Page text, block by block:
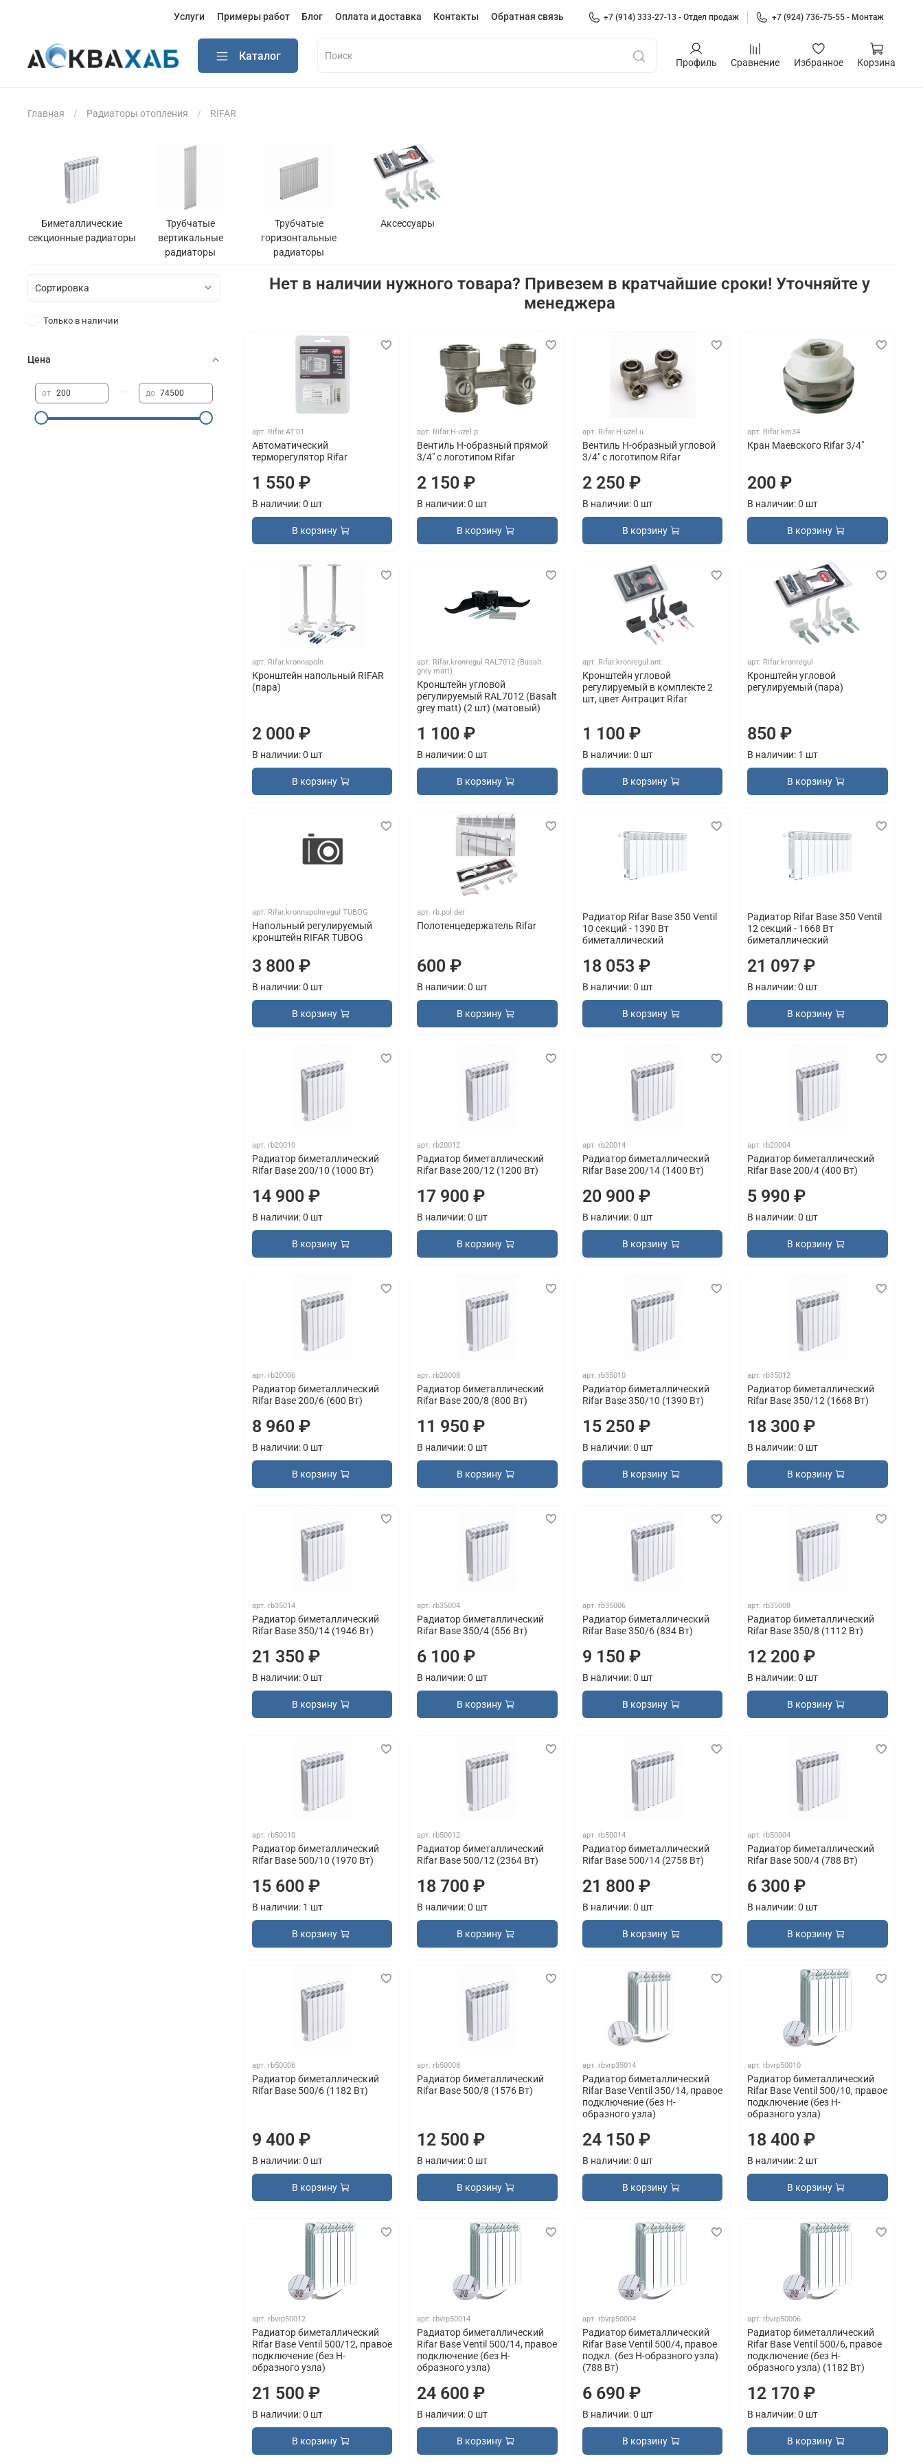
Услуги Примеры работ Блог Оплата и доставка Контакты Обратная связь +7 (914) 333-27-13 - Отдел продаж +7 (924) 736-75-55 - Монтаж
Каталог
Профиль Сравнение Избранное Корзина
Главная Радиаторы отопления RIFAR
Биметаллические
секционные радиаторы
Трубчатые
вертикальные
радиаторы
Трубчатые
горизонтальные
радиаторы
Аксессуары
Нет в наличии нужного товара? Привезем в кратчайшие сроки! Уточняйте у
менеджера
арт. Rifar.AT.01
Автоматический
терморегулятор Rifar
1 550 ₽
В наличии: 0 шт
В корзину
арт. Rifar.H-uzel.p
Вентиль H-образный прямой
3/4" с логотипом Rifar
2 150 ₽
В наличии: 0 шт
В корзину
арт. Rifar.H-uzel.u
Вентиль H-образный угловой
3/4" с логотипом Rifar
2 250 ₽
В наличии: 0 шт
В корзину
арт. Rifar.km34
Кран Маевского Rifar 3/4"
200 ₽
В наличии: 0 шт
В корзину
арт. Rifar.kronnapoln
Кронштейн напольный RIFAR
(пара)
2 000 ₽
В наличии: 0 шт
В корзину
арт. Rifar.kronregul RAL7012 (Basalt
grey matt)
Кронштейн угловой
регулируемый RAL7012 (Basalt
grey matt) (2 шт) (матовый)
1 100 ₽
В наличии: 0 шт
В корзину
арт. Rifar.kronregul.ant
Кронштейн угловой
регулируемый в комплекте 2
шт, цвет Антрацит Rifar
1 100 ₽
В наличии: 0 шт
В корзину
арт. Rifar.kronregul
Кронштейн угловой
регулируемый (пара)
850 ₽
В наличии: 1 шт
В корзину
арт. Rifar.kronnapolnregul TUBOG
Напольный регулируемый
кронштейн RIFAR TUBOG
3 800 ₽
В наличии: 0 шт
В корзину
арт.rb.pol.der
Полотенцедержатель Rifar
600 ₽
В наличии: 0 шт
В корзину
Радиатор Rifar Base 350 Ventil
10 секций - 1390 Вт
биметаллический
18 053 ₽
В наличии: 0 шт
В корзину
Радиатор Rifar Base 350 Ventil
12 секций - 1668 Вт
биметаллический
21 097 ₽
В наличии: 0 шт
В корзину
арт. rb20010
Радиатор биметаллический
Rifar Base 200/10 (1000 Вт)
14 900 ₽
В наличии: 0 шт
В корзину
арт.rb20012
Радиатор биметаллический
Rifar Base 200/12 (1200 Вт)
17 900 ₽
В наличии: 0 шт
В корзину
арт. rb20014
Радиатор биметаллический
Rifar Base 200/14 (1400 Вт)
20 900 ₽
В наличии: 0 шт
В корзину
арт.rb20004
Радиатор биметаллический
Rifar Base 200/4 (400 Вт)
5 990 ₽
В наличии: 0 шт
В корзину
арт. rb20006
Радиатор биметаллический
Rifar Base 200/6 (600 Вт)
8 960 ₽
В наличии: 0 шт
В корзину
арт.rb20008
Радиатор биметаллический
Rifar Base 200/8 (800 Вт)
11 950 ₽
В наличии: 0 шт
В корзину
арт. rb35010
Радиатор биметаллический
Rifar Base 350/10 (1390 Вт)
15 250 ₽
В наличии: 0 шт
В корзину
арт.rb35012
Радиатор биметаллический
Rifar Base 350/12 (1668 Вт)
18 300 ₽
В наличии: 0 шт
В корзину
арт. rb35014
Радиатор биметаллический
Rifar Base 350/14 (1946 Вт)
21 350 ₽
В наличии: 0 шт
В корзину
арт.rb35004
Радиатор биметаллический
Rifar Base 350/4 (556 Вт)
6 100 ₽
В наличии: 0 шт
В корзину
арт. rb35006
Радиатор биметаллический
Rifar Base 350/6 (834 Вт)
9 150 ₽
В наличии: 0 шт
В корзину
арт.rb35008
Радиатор биметаллический
Rifar Base 350/8 (1112 Вт)
12 200 ₽
В наличии: 0 шт
В корзину
арт. rb50010
Радиатор биметаллический
Rifar Base 500/10 (1970 Вт)
15 600 ₽
В наличии: 1 шт
В корзину
арт.rb50012
Радиатор биметаллический
Rifar Base 500/12 (2364 Вт)
18 700 ₽
В наличии: 0 шт
В корзину
арт. rb50014
Радиатор биметаллический
Rifar Base 500/14 (2758 Вт)
21 800 ₽
В наличии: 0 шт
В корзину
арт.rb50004
Радиатор биметаллический
Rifar Base 500/4 (788 Вт)
6 300 ₽
В наличии: 0 шт
В корзину
арт. rb50006
Радиатор биметаллический
Rifar Base 500/6 (1182 Вт)
9 400 ₽
В наличии: 0 шт
В корзину
арт.rb50008
Радиатор биметаллический
Rifar Base 500/8 (1576 Вт)
12 500 ₽
В наличии: 0 шт
В корзину
арт. rbvrp35014
Радиатор биметаллический
Rifar Base Ventil 350/14, правое
подключение (без H-
образного узла)
24 150 ₽
В наличии: 0 шт
В корзину
арт.rbvrp50010
Радиатор биметаллический
Rifar Base Ventil 500/10, правое
подключение (без H-
образного узла)
18 400 ₽
В наличии: 2 шт
В корзину
арт. rbvrp50012
Радиатор биметаллический
Rifar Base Ventil 500/12, правое
подключение (без H-
образного узла)
21 500 ₽
В наличии: 0 шт
В корзину
арт.rbvrp50014
Радиатор биметаллический
Rifar Base Ventil 500/14, правое
подключение (без H-
образного узла)
24 600 ₽
В наличии: 0 шт
В корзину
арт. rbvrp50004
Радиатор биметаллический
Rifar Base Ventil 500/4, правое
подкл. (без H-образного узла)
(788 Вт)
6 690 ₽
В наличии: 0 шт
В корзину
арт.rbvrp50006
Радиатор биметаллический
Rifar Base Ventil 500/6, правое
подключение (без H-
образного узла) (1182 Вт)
12 170 ₽
В наличии: 0 шт
В корзину
Только в наличии
Цена
от до